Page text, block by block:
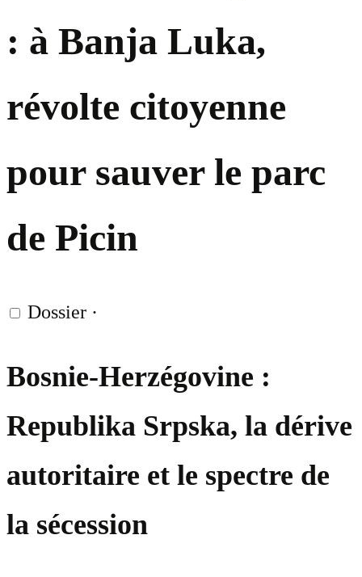
: à Banja Luka,
révolte citoyenne
pour sauver le parc
de Picin
Dossier ·
Bosnie-Herzégovine :
Republika Srpska, la dérive
autoritaire et le spectre de
la sécession